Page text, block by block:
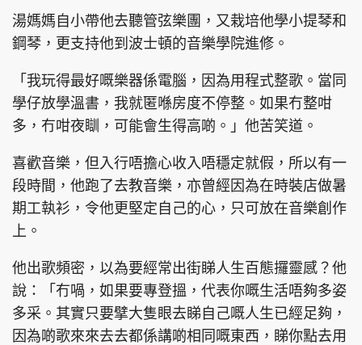
湯媽媽自小帶他去聽管弦樂團，又栽培他學小提琴和
鋼琴，更支持他到波士頓的音樂學院進修。
「我玩得最好嘅樂器係電腦，因為用程式整歌。當同
學仔放學溫書，我就匿喺房度不停整。如果冇整咁
多，冇咁夜瞓，可能會生得高啲。」他苦笑道。
喜歡音樂，但入行唔擔心收入唔穩定就假，所以有一
段時間，他跑了去教音樂，亦曾經因為在時裝店做暑
期工執衫，令他更堅定自己的心，只可放在音樂創作
上。
他出歌頻密，以為要經常出街睇人生百態攞靈感？他
說：「冇喎，如果要專登搵，代表你嘅生活唔夠多姿
多采。其實只要擘大隻眼去睇自己嘅人生已經足夠，
因為啲歌來來去去都係講啲相同嘅東西，睇你點去用